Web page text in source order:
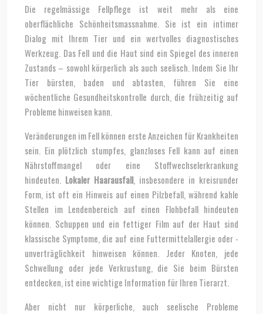
Die regelmässige Fellpflege ist weit mehr als eine
oberflächliche Schönheitsmassnahme. Sie ist ein intimer
Dialog mit Ihrem Tier und ein wertvolles diagnostisches
Werkzeug. Das Fell und die Haut sind ein Spiegel des inneren
Zustands – sowohl körperlich als auch seelisch. Indem Sie Ihr
Tier bürsten, baden und abtasten, führen Sie eine
wöchentliche Gesundheitskontrolle durch, die frühzeitig auf
Probleme hinweisen kann.
Veränderungen im Fell können erste Anzeichen für Krankheiten
sein. Ein plötzlich stumpfes, glanzloses Fell kann auf einen
Nährstoffmangel oder eine Stoffwechselerkrankung
hindeuten. Lokaler Haarausfall, insbesondere in kreisrunder
Form, ist oft ein Hinweis auf einen Pilzbefall, während kahle
Stellen im Lendenbereich auf einen Flohbefall hindeuten
können. Schuppen und ein fettiger Film auf der Haut sind
klassische Symptome, die auf eine Futtermittelallergie oder -
unverträglichkeit hinweisen können. Jeder Knoten, jede
Schwellung oder jede Verkrustung, die Sie beim Bürsten
entdecken, ist eine wichtige Information für Ihren Tierarzt.
Aber nicht nur körperliche, auch seelische Probleme